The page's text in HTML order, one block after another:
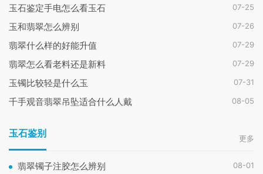
玉石鉴定手电怎么看玉石 07-25
玉和翡翠怎么辨别 07-26
翡翠什么样的好能升值 07-29
翡翠怎么看老料还是新料 07-29
玉镯比较轻是什么玉 07-31
千手观音翡翠吊坠适合什么人戴 08-05
玉石鉴别 更多
翡翠镯子注胶怎么辨别 08-01